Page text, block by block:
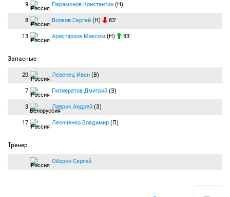
9 Парамонов Константин (Н)
8 Волков Сергей (Н) 83′
13 Аристархов Максим (Н) 83′
Запасные
20 Левенец Иван (В)
7 Пятибратов Дмитрий (З)
3 Лаврик Андрей (З)
17 Леонченко Владимир (П)
Тренер
Оборин Сергей